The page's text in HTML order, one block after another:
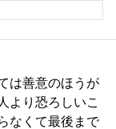
は善意のほうが
より恐ろしいこ
なくて最後まで